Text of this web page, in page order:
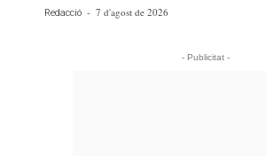
Redacció - 7 d'agost de 2026
- Publicitat -